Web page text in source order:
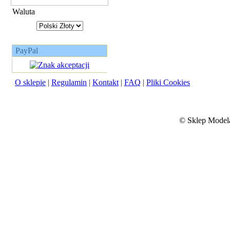
Waluta
PayPal
O sklepie | Regulamin | Kontakt | FAQ | Pliki Cookies
© Sklep